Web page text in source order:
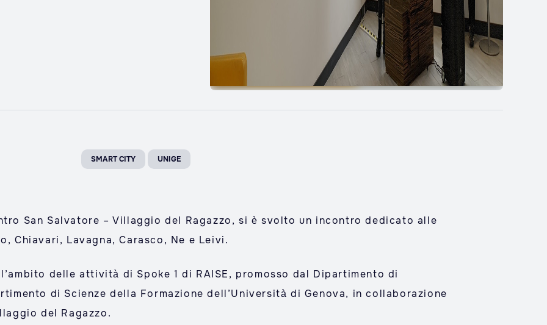
SMART CITY UNIGE
San Salvatore – Villaggio del Ragazzo, si è svolto un incontro dedicato alle
Chiavari, Lavagna, Carasco, Ne e Leivi.
delle attività di Spoke 1 di RAISE, promosso dal Dipartimento di
di Scienze della Formazione dell’Università di Genova, in collaborazione
del Ragazzo.